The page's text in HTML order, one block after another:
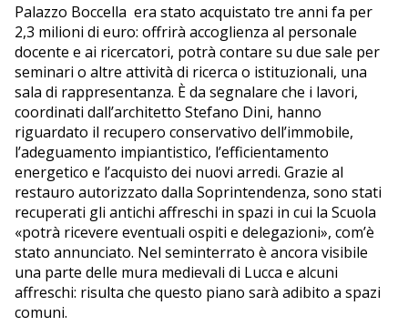
Palazzo Boccella era stato acquistato tre anni fa per
2,3 milioni di euro: offrirà accoglienza al personale
docente e ai ricercatori, potrà contare su due sale per
seminari o altre attività di ricerca o istituzionali, una
sala di rappresentanza. È da segnalare che i lavori,
coordinati dall’architetto Stefano Dini, hanno
riguardato il recupero conservativo dell’immobile,
l’adeguamento impiantistico, l’efficientamento
energetico e l’acquisto dei nuovi arredi. Grazie al
restauro autorizzato dalla Soprintendenza, sono stati
recuperati gli antichi affreschi in spazi in cui la Scuola
«potrà ricevere eventuali ospiti e delegazioni», com’è
stato annunciato. Nel seminterrato è ancora visibile
una parte delle mura medievali di Lucca e alcuni
affreschi: risulta che questo piano sarà adibito a spazi
comuni.